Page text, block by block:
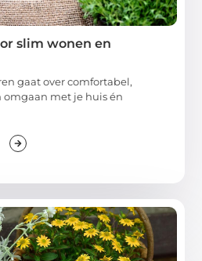
slim wonen en
gaat over comfortabel,
met je huis én